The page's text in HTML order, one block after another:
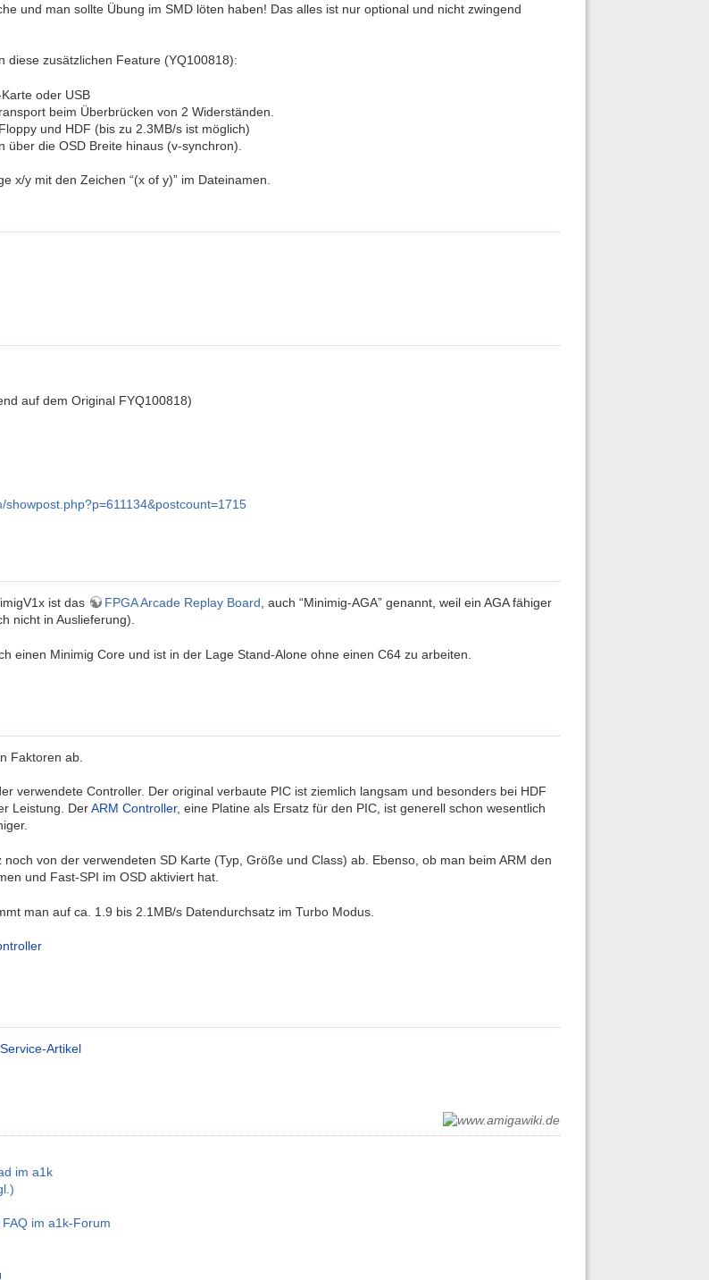
und man sollte Übung im SMD löten haben! Das alles ist nur optional und nicht zwingend
diese zusätzlichen Feature (YQ100818):
oder USB
beim Überbrücken von 2 Widerständen.
und HDF (bis zu 2.3MB/s ist möglich)
über die OSD Breite hinaus (v-synchron).
x/y mit den Zeichen “(x of y)” im Dateinamen.
auf dem Original FYQ100818)
showpost.php?p=611134&postcount=1715
ist das FPGA Arcade Replay Board, auch “Minimig-AGA” genannt, weil ein AGA fähiger
nicht in Auslieferung).
einen Minimig Core und ist in der Lage Stand-Alone ohne einen C64 zu arbeiten.
Faktoren ab.
verwendete Controller. Der original verbaute PIC ist ziemlich langsam und besonders bei HDF
Leistung. DerARM Controller, eine Platine als Ersatz für den PIC, ist generell schon wesentlich
von der verwendeten SD Karte (Typ, Größe und Class) ab. Ebenso, ob man beim ARM den
und Fast-SPI im OSD aktiviert hat.
man auf ca. 1.9 bis 2.1MB/s Datendurchsatz im Turbo Modus.
Artikel
im a1k
im a1k-Forum